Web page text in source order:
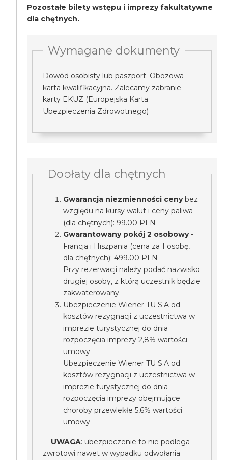
Pozostałe bilety wstępu i imprezy fakultatywne
dla chętnych.
Wymagane dokumenty
Dowód osobisty lub paszport. Obozowa
karta kwalifikacyjna. Zalecamy zabranie
karty EKUZ (Europejska Karta
Ubezpieczenia Zdrowotnego)
Dopłaty dla chętnych
Gwarancja niezmienności cenybez
względu na kursy walut i ceny paliwa
(dla chętnych): 99.00 PLN
Gwarantowany pokój 2 osobowy-
Francja i Hiszpania (cena za 1 osobę,
dla chętnych): 499.00 PLN
Przy rezerwacji należy podać nazwisko
drugiej osoby, z którą uczestnik będzie
zakwaterowany.
Ubezpieczenie Wiener TU S.A od
kosztów rezygnacji z uczestnictwa w
imprezie turystycznej do dnia
rozpoczęcia imprezy 2,8% wartości
umowy
Ubezpieczenie Wiener TU S.A od
kosztów rezygnacji z uczestnictwa w
imprezie turystycznej do dnia
rozpoczęcia imprezy obejmujące
choroby przewlekłe 5,6% wartości
umowy
UWAGA: ubezpieczenie to nie podlega
zwrotowi nawet w wypadku odwołania